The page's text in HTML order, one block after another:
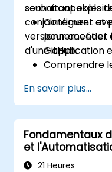
souhaitant
conjointement
versionnement et
d'une application
seront capables
Configurer et
pour accéder
GitHub.
Comprendre
fondamentaux
Créer et
mettant en
Exécuter des
source au
les révisions
En savoir plus...
Fondamentaux
et
21 Heures